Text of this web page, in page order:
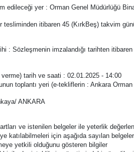
edileceği yer : Orman Genel Müdürlüğü
itibaren 45 (KırkBeş) takvim
: Sözleşmenin imzalandığı tarihten
verme) tarih ve saati : 02.01.2025 - 14:00
toplantı yeri (e-tekliflerin : Ankara
ANKARA
ve istenilen belgeler ile yeterlik
katılabilmeleri için aşağıda sayılan
yetkili olduğunu gösteren bilgiler